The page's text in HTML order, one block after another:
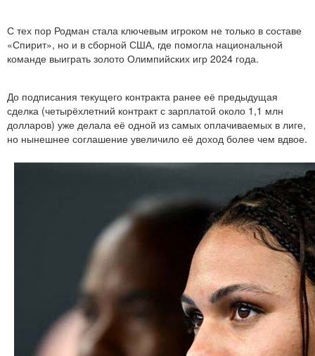
С тех пор Родман стала ключевым игроком не только в составе
«Спирит», но и в сборной США, где помогла национальной
команде выиграть золото Олимпийских игр 2024 года.
До подписания текущего контракта ранее её предыдущая
сделка (четырёхлетний контракт с зарплатой около 1,1 млн
долларов) уже делала её одной из самых оплачиваемых в лиге,
но нынешнее соглашение увеличило её доход более чем вдвое.